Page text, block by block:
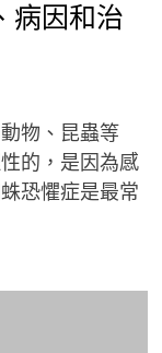
病因和治
物、昆蟲等
的，是因為感
恐懼症是最常